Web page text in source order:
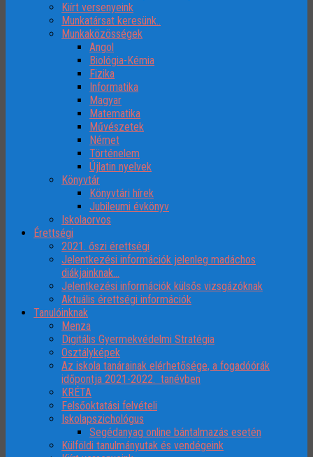
Kiírt versenyeink
Munkatársat keresünk..
Munkaközösségek
Angol
Biológia-Kémia
Fizika
Informatika
Magyar
Matematika
Művészetek
Német
Történelem
Újlatin nyelvek
Könyvtár
Könyvtári hírek
Jubileumi évkönyv
Iskolaorvos
Érettségi
2021. őszi érettségi
Jelentkezési információk jelenleg madáchos
diákjainknak…
Jelentkezési információk külsős vizsgázóknak
Aktuális érettségi információk
Tanulóinknak
Menza
Digitális Gyermekvédelmi Stratégia
Osztályképek
Az iskola tanárainak elérhetősége, a fogadóórák
időpontja 2021-2022. tanévben
KRÉTA
Felsőoktatási felvételi
Iskolapszichológus
Segédanyag online bántalmazás esetén
Külföldi tanulmányutak és vendégeink